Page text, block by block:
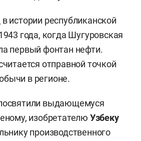
истории республиканской
года, когда Шугуровская
первый фонтан нефти.
отправной точкой
в регионе.
выдающемуся
изобретателю Узбеку
производственного